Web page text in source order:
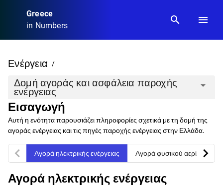
Greece
in Numbers
search menu
Ενέργεια /
Δομή αγοράς και ασφάλεια παροχής
ενέργειας
arrow_drop_down
Εισαγωγή
Αυτή η ενότητα παρουσιάζει πληροφορίες σχετικά με τη δομή της
αγοράς ενέργειας και τις πηγές παροχής ενέργειας στην Ελλάδα.
Αγορά ηλεκτρικής ενέργειας Αγορά φυσικού αερίου
chevron_left chevron_right
Αγορά ηλεκτρικής ενέργειας